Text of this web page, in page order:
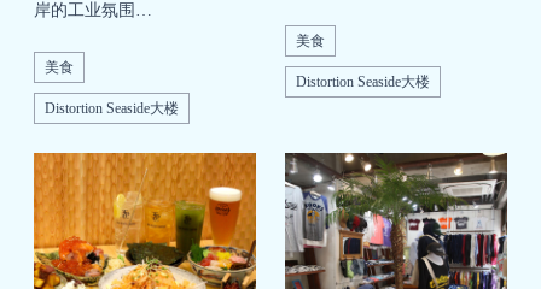
岸的工业氛围…
美食
Distortion Seaside大楼
美食
Distortion Seaside大楼